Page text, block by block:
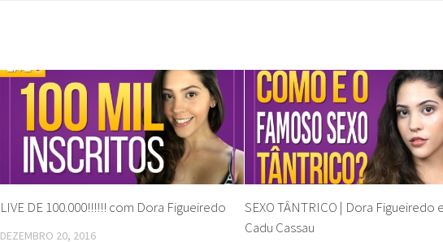
LIVE DE 100.000!!!!!! com Dora Figueiredo
DEZEMBRO 20, 2016
SEXO TÂNTRICO | Dora Figueiredo e
Cadu Cassau